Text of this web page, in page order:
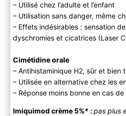
– Utilisé chez l’adulte et l’enfant
– Utilisation sans danger, même
– Effets indésirables : sensation
dyschromies et cicatrices (Laser
Cimétidine orale
– Antihistaminique H2, sûr et bien
– Utilisée en alternative chez les
– Réponse moins bonne en cas
Imiquimod crème 5%* :pas plus